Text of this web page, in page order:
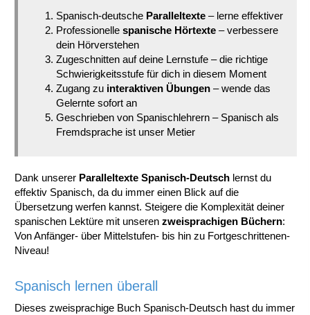
Spanisch-deutsche Paralleltexte – lerne effektiver
Professionelle spanische Hörtexte – verbessere
dein Hörverstehen
Zugeschnitten auf deine Lernstufe – die richtige
Schwierigkeitsstufe für dich in diesem Moment
Zugang zu interaktiven Übungen – wende das
Gelernte sofort an
Geschrieben von Spanischlehrern – Spanisch als
Fremdsprache ist unser Metier
Dank unserer Paralleltexte Spanisch-Deutsch lernst du
effektiv Spanisch, da du immer einen Blick auf die
Übersetzung werfen kannst. Steigere die Komplexität deiner
spanischen Lektüre mit unseren zweisprachigen Büchern:
Von Anfänger- über Mittelstufen- bis hin zu Fortgeschrittenen-
Niveau!
Spanisch lernen überall
Dieses zweisprachige Buch Spanisch-Deutsch hast du immer